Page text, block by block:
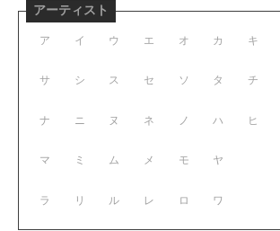
アーティスト
ア イ ウ エ オ
サ シ ス セ ソ
ナ ニ ヌ ネ ノ
マ ミ ム メ モ
ラ リ ル レ ロ
カ キ
タ チ
ハ ヒ
ヤ
ワ